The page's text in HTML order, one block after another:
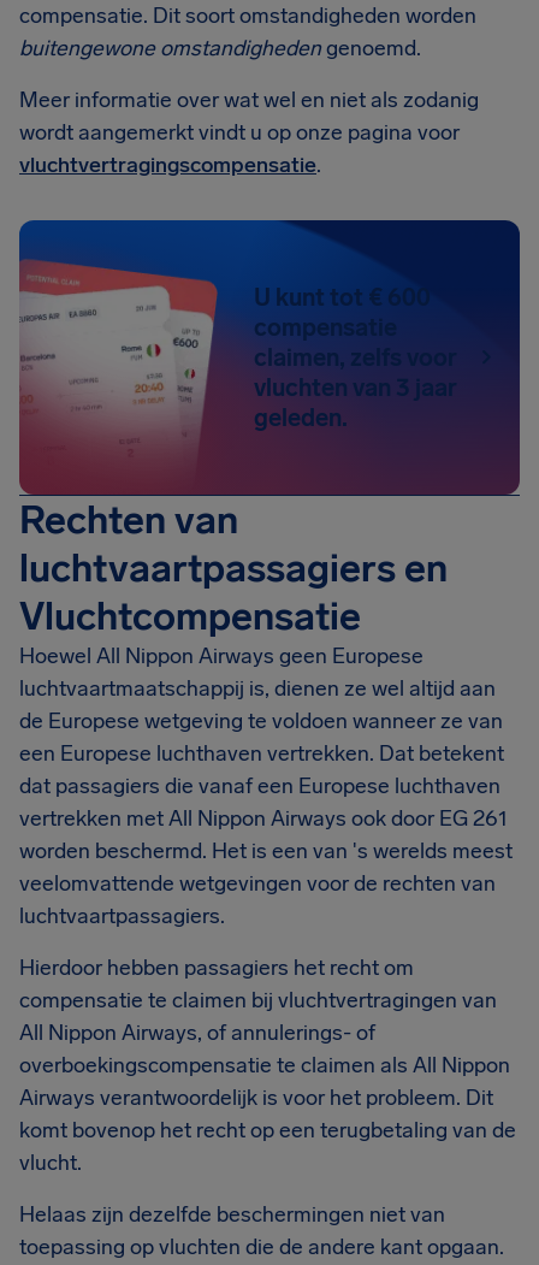
compensatie. Dit soort omstandigheden worden
buitengewone omstandighedengenoemd.
Meer informatie over wat wel en niet als zodanig
wordt aangemerkt vindt u op onze pagina voor
vluchtvertragingscompensatie.
U kunt tot € 600
compensatie
claimen, zelfs voor
vluchten van 3 jaar
geleden.
Rechten van
luchtvaartpassagiers en
Vluchtcompensatie
Hoewel All Nippon Airways geen Europese
luchtvaartmaatschappij is, dienen ze wel altijd aan
de Europese wetgeving te voldoen wanneer ze van
een Europese luchthaven vertrekken. Dat betekent
dat passagiers die vanaf een Europese luchthaven
vertrekken met All Nippon Airways ook door EG 261
worden beschermd. Het is een van 's werelds meest
veelomvattende wetgevingen voor de rechten van
luchtvaartpassagiers.
Hierdoor hebben passagiers het recht om
compensatie te claimen bij vluchtvertragingen van
All Nippon Airways, of annulerings- of
overboekingscompensatie te claimen als All Nippon
Airways verantwoordelijk is voor het probleem. Dit
komt bovenop het recht op een terugbetaling van de
vlucht.
Helaas zijn dezelfde beschermingen niet van
toepassing op vluchten die de andere kant opgaan.